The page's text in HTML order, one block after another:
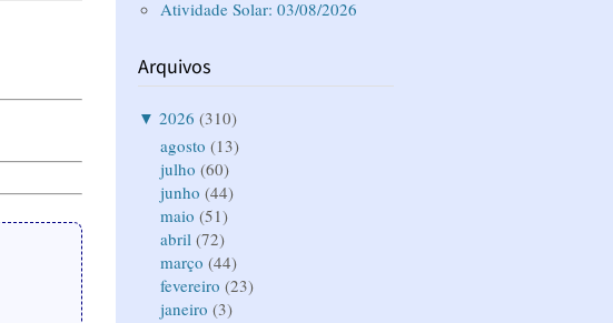
Atividade Solar: 03/08/2026
Arquivos
▼ 2026 (310)
agosto (13)
julho (60)
junho (44)
maio (51)
abril (72)
março (44)
fevereiro (23)
janeiro (3)